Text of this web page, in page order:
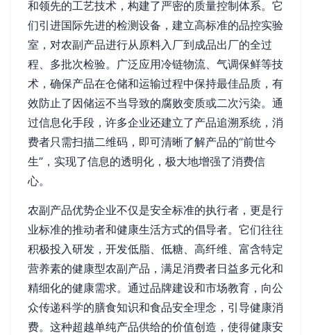
和领先的工艺技术，构建了严密的质量控制体系。它
们引进国际先进的检测设备，建立高标准的品控实验
室，对农副产品进行从原料入厂到成品出厂的全过
程、多批次检验。广泛应用冷链物流、气调保鲜等技
术，确保产品在仓储和运输过程中保持最佳品质，有
效防止了因储运不当导致的腐败变质或二次污染。通
过信息化手段，许多企业还建立了产品追溯系统，消
费者只需扫描二维码，即可清晰了解产品的“前世今
生”，实现了信息的透明化，极大地增强了消费信
心。
农副产品优势企业不仅是安全标准的执行者，更是行
业标准的推动者和健康生活方式的倡导者。它们往往
积极投入研发，开发低脂、低糖、高纤维、富含特定
营养素的健康型农副产品，满足消费者日益多元化和
精细化的健康需求。通过品牌建设和市场教育，向公
众传递科学的膳食知识和食品安全理念，引导健康消
费。这种超越单纯产品供给的价值创造，使得健康安